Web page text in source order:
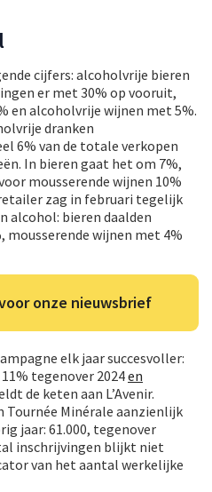
cijfers: alcoholvrije bieren
er met 30% op vooruit,
en alcoholvrije wijnen met 5%.
dranken
6% van de totale verkopen
In bieren gaat het om 7%,
mousserende wijnen 10%
zag in februari tegelijk
alcohol: bieren daalden
wijnen met 4%
onze nieuwsbrief
elk jaar succesvoller:
tegenover 2024en
de keten aan L’Avenir.
Tournée Minérale aanzienlijk
jaar: 61.000, tegenover
inschrijvingen blijkt niet
van het aantal werkelijke